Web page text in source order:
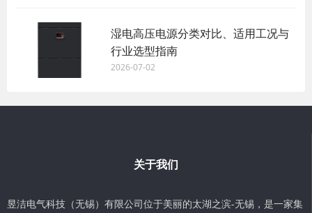
湿电高压电源分类对比、适用工况与
行业选型指南
2026-07-02
关于我们
昱洁电气科技（无锡）有限公司位于美丽的太湖之滨-无锡，是一家集